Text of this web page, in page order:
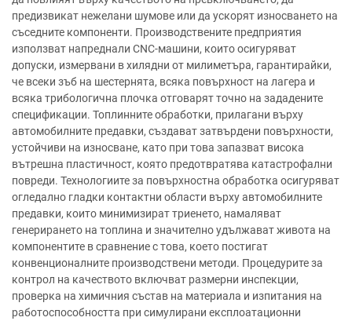
предизвикат нежелани шумове или да ускорят износването на
съседните компоненти. Производствените предприятия
използват напреднали CNC-машини, които осигуряват
допуски, измервани в хилядни от милиметъра, гарантирайки,
че всеки зъб на шестернята, всяка повърхност на лагера и
всяка трибологична плочка отговарят точно на зададените
спецификации. Топлинните обработки, прилагани върху
автомобилните предавки, създават затвърдени повърхности,
устойчиви на износване, като при това запазват висока
вътрешна пластичност, която предотвратява катастрофални
повреди. Технологиите за повърхностна обработка осигуряват
огледално гладки контактни области върху автомобилните
предавки, които минимизират триенето, намаляват
генерирането на топлина и значително удължават живота на
компонентите в сравнение с това, което постигат
конвенционалните производствени методи. Процедурите за
контрол на качеството включват размерни инспекции,
проверка на химичния състав на материала и изпитания на
работоспособността при симулирани експлоатационни